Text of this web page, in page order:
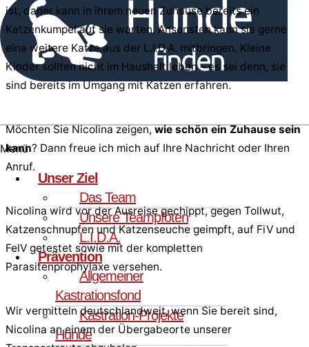
Menü
Unser Ziel
Das Team
Unsere Teampfoten
L.I.D.A.
Prävention
Allgemeiner
Kastrationsfond
Kastration-Projekte
Hunde
ist, daher kann in ihrem neuen Zuhause bereits ein
Katzenkumpel auf sie warten. Ansonsten kann sie gerne
eine weitere Katze aus der L.I.D.A. mitbringen. Kleine
Kinder sollten nicht im Haushalt leben – es sei denn, sie
sind bereits im Umgang mit Katzen erfahren.
Möchten Sie Nicolina zeigen,wie schön ein Zuhause sein
kann? Dann freue ich mich auf Ihre Nachricht oder Ihren
Anruf.
Nicolina wird vor der Ausreise gechippt, gegen Tollwut,
Katzenschnupfen und Katzenseuche geimpft, auf FiV und
FelV getestet sowie mit der kompletten
Parasitenprophylaxe versehen.
Wir vermitteln deutschlandweit, wenn Sie bereit sind,
Nicolina an einem der Übergabeorte unserer